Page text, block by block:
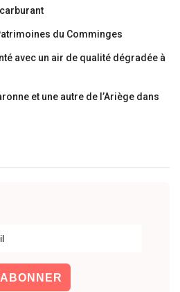
du Comminges
avec un air de qualité dégradée à
et une autre de l’Ariège dans